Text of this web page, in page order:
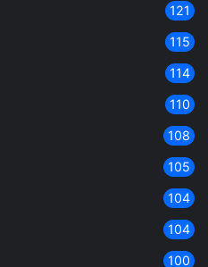
121
115
114
110
108
105
104
104
100